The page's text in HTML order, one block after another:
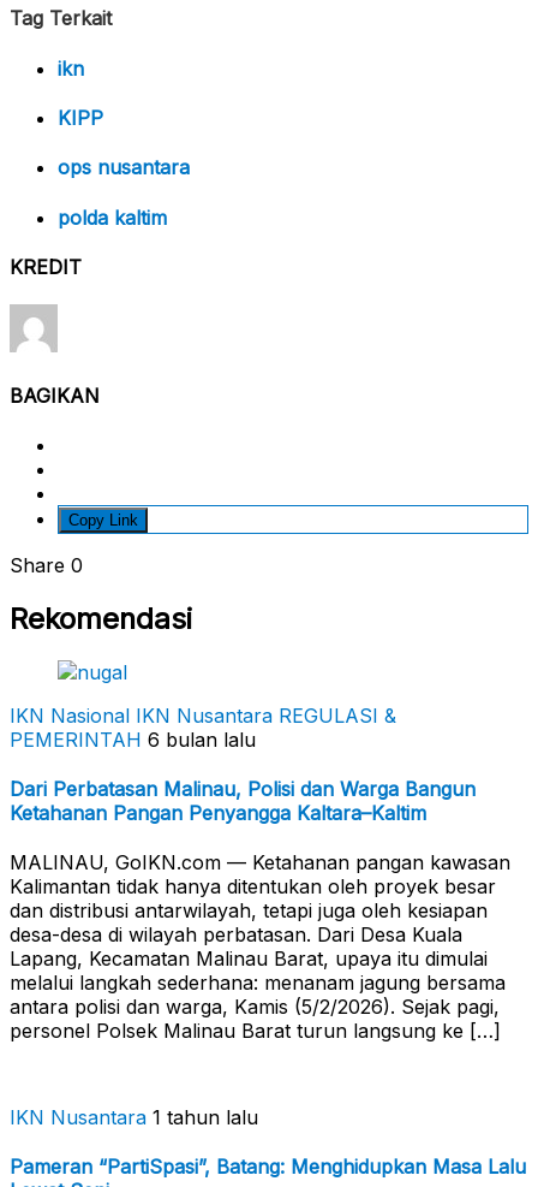
Tag Terkait
ikn
KIPP
ops nusantara
polda kaltim
KREDIT
BAGIKAN
Copy Link
Share 0
Rekomendasi
IKN Nasional IKN Nusantara REGULASI &
PEMERINTAH 6 bulan lalu
Dari Perbatasan Malinau, Polisi dan Warga Bangun
Ketahanan Pangan Penyangga Kaltara–Kaltim
MALINAU, GoIKN.com — Ketahanan pangan kawasan
Kalimantan tidak hanya ditentukan oleh proyek besar
dan distribusi antarwilayah, tetapi juga oleh kesiapan
desa-desa di wilayah perbatasan. Dari Desa Kuala
Lapang, Kecamatan Malinau Barat, upaya itu dimulai
melalui langkah sederhana: menanam jagung bersama
antara polisi dan warga, Kamis (5/2/2026). Sejak pagi,
personel Polsek Malinau Barat turun langsung ke […]
IKN Nusantara 1 tahun lalu
Pameran “PartiSpasi”, Batang: Menghidupkan Masa Lalu